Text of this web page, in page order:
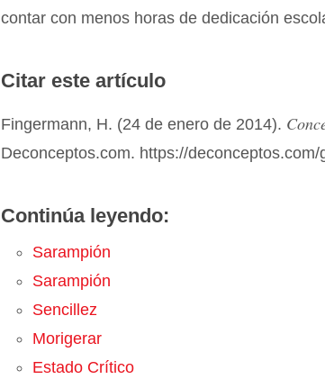
contar con menos horas de dedicación
Citar este artículo
Fingermann, H. (24 de enero de 2014).
Deconceptos.com. https://
Continúa leyendo:
Sarampión
Sarampión
Sencillez
Morigerar
Estado Crítico